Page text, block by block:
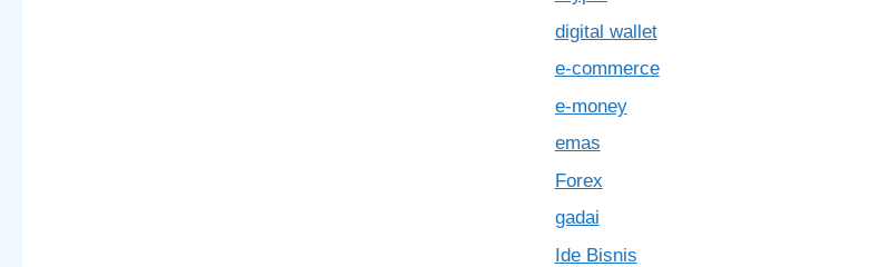
digital wallet
e-commerce
e-money
emas
Forex
gadai
Ide Bisnis